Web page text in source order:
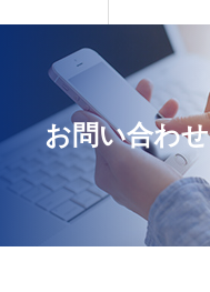
お問い合わせ